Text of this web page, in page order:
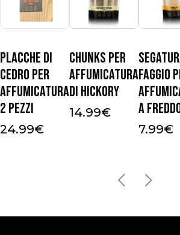
Placche di
cedro per
affumicatura
2 pezzi
24.99€
Chunks per
affumicatura
di Hickory
14.99€
faggio
a
7.99€